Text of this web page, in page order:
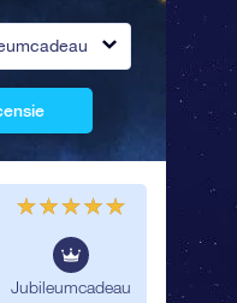
Jubileumcadeau